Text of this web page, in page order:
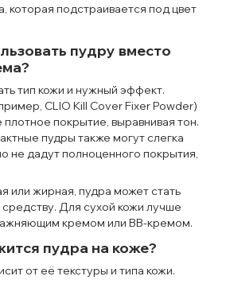
которая подстраивается под цвет
пудру вместо
тип кожи и нужный эффект.
CLIO Kill Cover Fixer Powder)
покрытие, выравнивая тон.
пудры также могут слегка
не дадут полноценного покрытия,
или жирная, пудра может стать
Для сухой кожи лучше
кремом или ВВ-кремом.
пудра на коже?
от её текстуры и типа кожи.